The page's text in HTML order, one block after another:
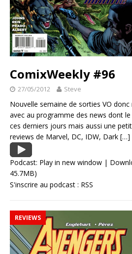
ComixWeekly #96
27/05/2012 Steve
Nouvelle semaine de sorties VO
avec au programme des news dont
ces derniers jours mais aussi une
reviews de Marvel, DC, IDW, Dark […]
Podcast: Play in new window |
45.7MB)
S'inscrire au podcast : RSS
REVIEWS